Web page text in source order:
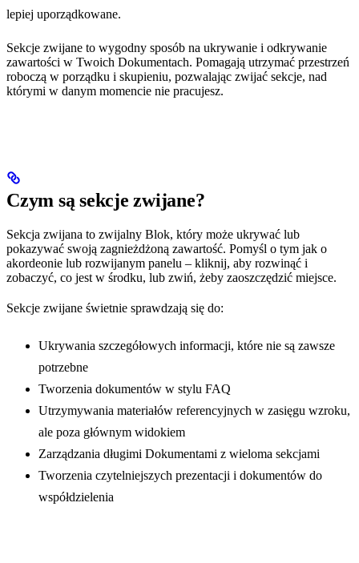
lepiej uporządkowane.
Sekcje zwijane to wygodny sposób na ukrywanie i odkrywanie
zawartości w Twoich Dokumentach. Pomagają utrzymać przestrzeń
roboczą w porządku i skupieniu, pozwalając zwijać sekcje, nad
którymi w danym momencie nie pracujesz.
Czym są sekcje zwijane?
Sekcja zwijana to zwijalny Blok, który może ukrywać lub
pokazywać swoją zagnieżdżoną zawartość. Pomyśl o tym jak o
akordeonie lub rozwijanym panelu – kliknij, aby rozwinąć i
zobaczyć, co jest w środku, lub zwiń, żeby zaoszczędzić miejsce.
Sekcje zwijane świetnie sprawdzają się do:
Ukrywania szczegółowych informacji, które nie są zawsze
potrzebne
Tworzenia dokumentów w stylu FAQ
Utrzymywania materiałów referencyjnych w zasięgu wzroku,
ale poza głównym widokiem
Zarządzania długimi Dokumentami z wieloma sekcjami
Tworzenia czytelniejszych prezentacji i dokumentów do
współdzielenia